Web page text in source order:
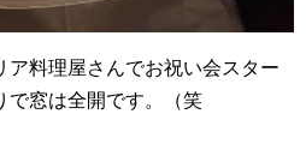
ア料理屋さんでお祝い会スター
で窓は全開です。（笑